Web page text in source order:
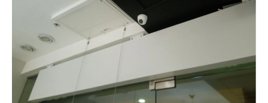
Ваше сообщение успешно отправлено!
Скоро мы свяжемся с вами
обработки персональных данных»